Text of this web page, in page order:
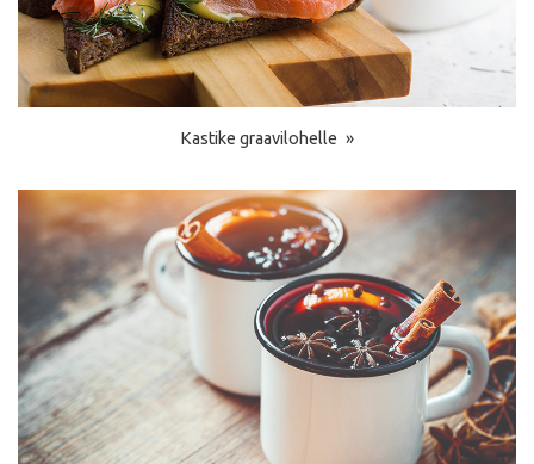
Kastike graavilohelle